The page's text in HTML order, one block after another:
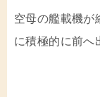
空母の艦載機が
に積極的に前へ